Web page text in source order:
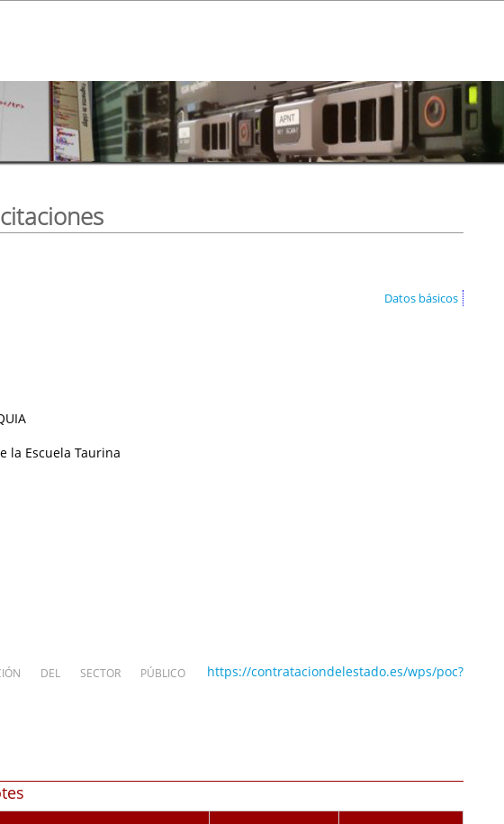
Datos básicos
la Escuela Taurina
DEL SECTOR PÚBLICO
https://contrataciondelestado.es/wps/poc?